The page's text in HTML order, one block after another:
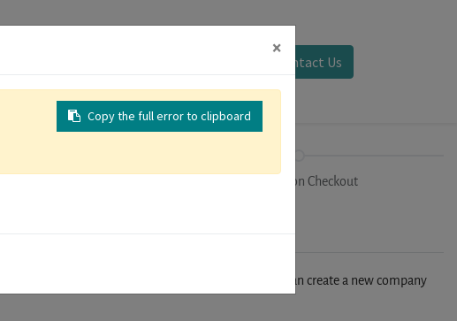
Contact Us
Registration Checkout
you don't find your company in our database, you can create a new company
×
Copy the full error to clipboard